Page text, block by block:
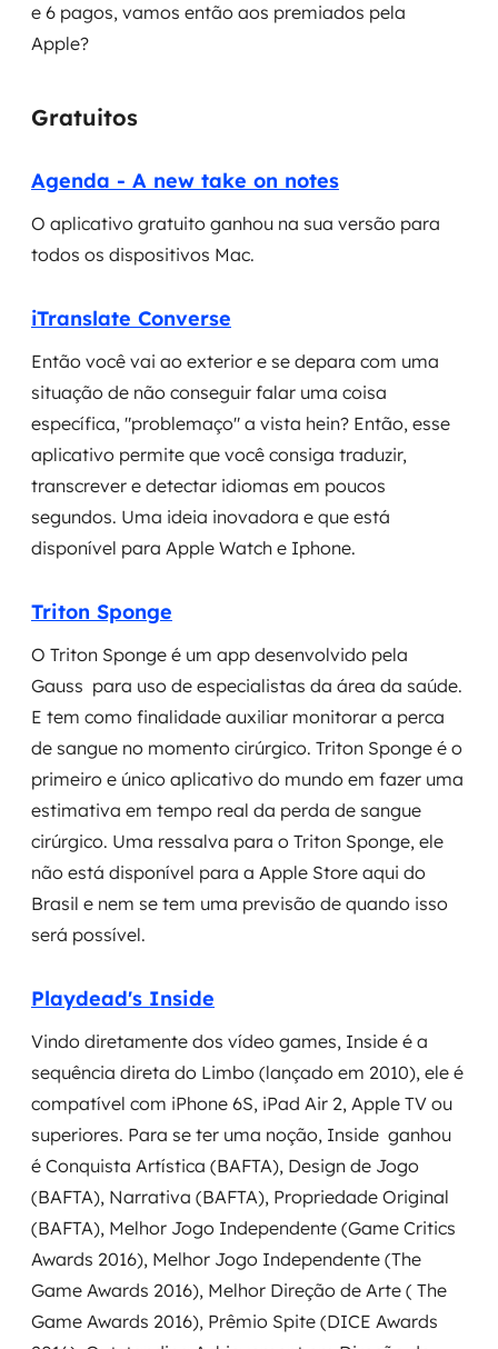
Desenvolvimento web e mobile
Arquitetura de soluções
Migração para Cloud
Transformação digital
Sustentação de aplicações
SRE / DevOps
Monitoramento 24x7
Suporte a banco de dados
FinOps
Billing Cloud
Gestão de infraestrutura
Escalar com segurança
Pentest
DevSecOps
MSS
Segurança de aplicações e Cloud
e 6 pagos, vamos então aos premiados pela
Apple?
Gratuitos
Agenda - A new take on notes
O aplicativo gratuito ganhou na sua versão para
todos os dispositivos Mac.
iTranslate Converse
Então você vai ao exterior e se depara com uma
situação de não conseguir falar uma coisa
específica, "problemaço" a vista hein? Então, esse
aplicativo permite que você consiga traduzir,
transcrever e detectar idiomas em poucos
segundos. Uma ideia inovadora e que está
disponível para Apple Watch e Iphone.
Triton Sponge
O Triton Sponge é um app desenvolvido pela
Gauss para uso de especialistas da área da saúde.
E tem como finalidade auxiliar monitorar a perca
de sangue no momento cirúrgico. Triton Sponge é o
primeiro e único aplicativo do mundo em fazer uma
estimativa em tempo real da perda de sangue
cirúrgico. Uma ressalva para o Triton Sponge, ele
não está disponível para a Apple Store aqui do
Brasil e nem se tem uma previsão de quando isso
será possível.
Playdead's Inside
Vindo diretamente dos vídeo games, Inside é a
sequência direta do Limbo (lançado em 2010), ele é
compatível com iPhone 6S, iPad Air 2, Apple TV ou
superiores. Para se ter uma noção, Inside ganhou
é Conquista Artística (BAFTA), Design de Jogo
(BAFTA), Narrativa (BAFTA), Propriedade Original
(BAFTA), Melhor Jogo Independente (Game Critics
Awards 2016), Melhor Jogo Independente (The
Game Awards 2016), Melhor Direção de Arte ( The
Game Awards 2016), Prêmio Spite (DICE Awards